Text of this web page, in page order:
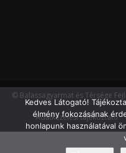
© Balassagyarmat és Térsége
Adatkezelési tájékoztató
Kedves Látogató!
élmény fokozásának
honlapunk használatával